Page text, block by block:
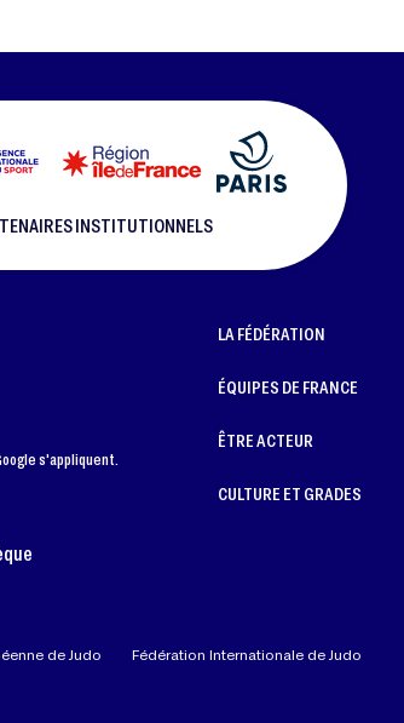
INSTITUTIONNELS
s'appliquent.
LA FÉDÉRATION
ÉQUIPES DE FRANCE
ÊTRE ACTEUR
CULTURE ET GRADES
de Judo Fédération Internationale de Judo